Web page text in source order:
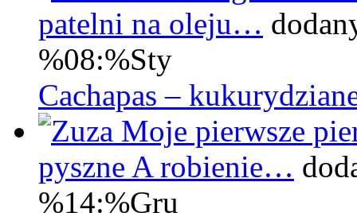
patelni na oleju…
%08:%Sty
Cachapas –
Moje pierwsze
pyszne A robienie…
%14:%Gru